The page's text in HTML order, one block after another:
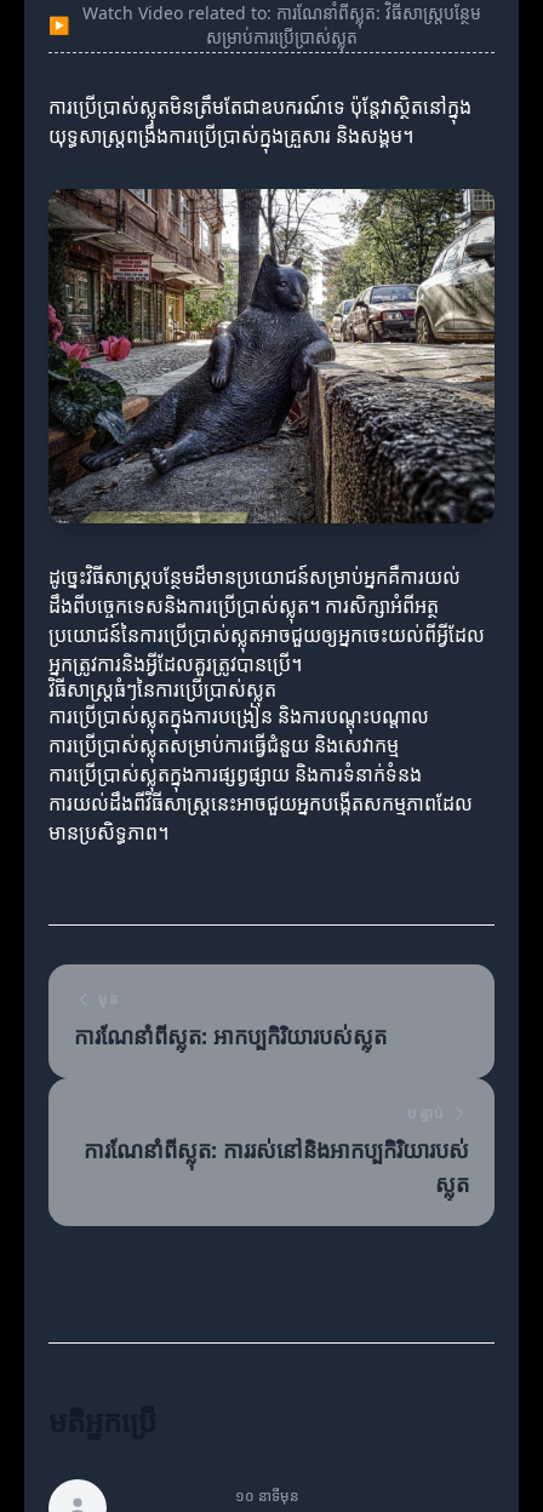
▶
Watch Video related to: ការណែនាំពីស្លុត: វិធីសាស្ត្របន្ថែម
សម្រាប់ការប្រើប្រាស់ស្លុត
ការប្រើប្រាស់ស្លុតមិនត្រឹមតែជាឧបករណ៍ទេ ប៉ុន្តែវាស្ថិតនៅក្នុង
យុទ្ធសាស្ត្រពង្រឹងការប្រើប្រាស់ក្នុងគ្រួសារ និងសង្គម។
ដូច្នេះវិធីសាស្ត្របន្ថែមដ៏មានប្រយោជន៍សម្រាប់អ្នកគឺការយល់
ដឹងពីបច្ចេកទេសនិងការប្រើប្រាស់ស្លុត។ ការសិក្សាអំពីអត្ថ
ប្រយោជន៍នៃការប្រើប្រាស់ស្លុតអាចជួយឲ្យអ្នកចេះយល់ពីអ្វីដែល
អ្នកត្រូវការនិងអ្វីដែលគួរត្រូវបានប្រើ។
វិធីសាស្ត្រធំៗនៃការប្រើប្រាស់ស្លុត
ការប្រើប្រាស់ស្លុតក្នុងការបង្រៀន និងការបណ្តុះបណ្តាល
ការប្រើប្រាស់ស្លុតសម្រាប់ការធ្វើជំនួយ និងសេវាកម្ម
ការប្រើប្រាស់ស្លុតក្នុងការផ្សព្វផ្សាយ និងការទំនាក់ទំនង
ការយល់ដឹងពីវិធីសាស្ត្រនេះអាចជួយអ្នកបង្កើតសកម្មភាពដែល
មានប្រសិទ្ធភាព។
ការណែនាំពីស្លុត: អាកប្បកិរិយារបស់ស្លុត
ការណែនាំពីស្លុត: ការរស់នៅនិងអាកប្បកិរិយារបស់
ស្លុត
១០ នាទីមុន